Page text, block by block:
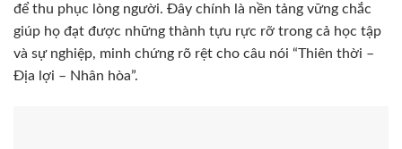
để thu phục lòng người. Đây chính là nền tảng vững chắc
giúp họ đạt được những thành tựu rực rỡ trong cả học tập
và sự nghiệp, minh chứng rõ rệt cho câu nói “Thiên thời –
Địa lợi – Nhân hòa”.